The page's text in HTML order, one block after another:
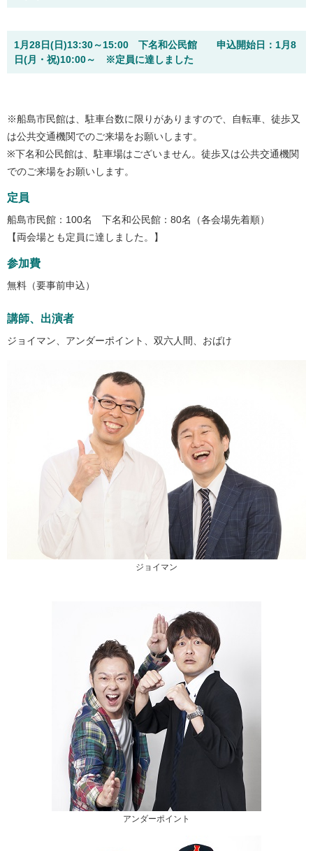
1月28日(日)13:30～15:00 下名和公民館 申込開始日：1月8
日(月・祝)10:00～ ※定員に達しました
※船島市民館は、駐車台数に限りがありますので、自転車、徒歩又
は公共交通機関でのご来場をお願いします。
※下名和公民館は、駐車場はございません。徒歩又は公共交通機関
でのご来場をお願いします。
定員
船島市民館：100名 下名和公民館：80名（各会場先着順）
【両会場とも定員に達しました。】
参加費
無料（要事前申込）
講師、出演者
ジョイマン、アンダーポイント、双六人間、おばけ
ジョイマン
アンダーポイント